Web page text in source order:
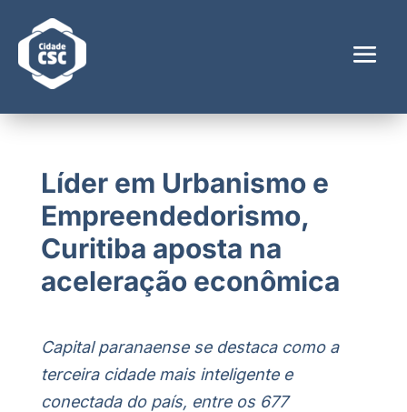
Líder em Urbanismo e
Empreendedorismo,
Curitiba aposta na
aceleração econômica
Capital paranaense se destaca como a
terceira cidade mais inteligente e
conectada do país, entre os 677